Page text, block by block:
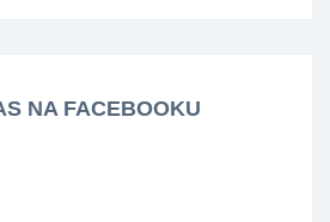
NA FACEBOOKU